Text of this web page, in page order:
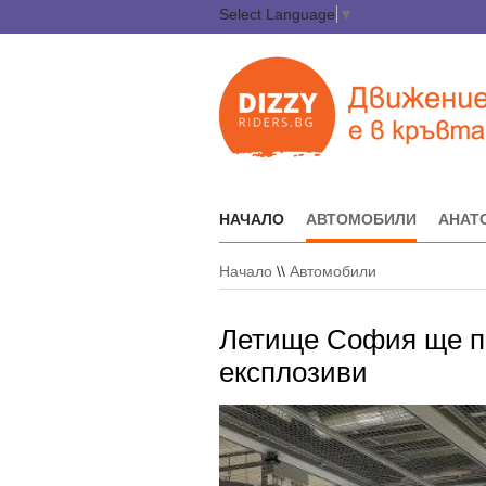
Select Language ▼
НАЧАЛО АВТОМОБИЛИ
Начало \\ Автомобили
Летище София ще
експлозиви